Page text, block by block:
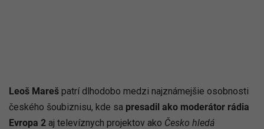
Leoš Mareš patrí dlhodobo medzi najznámejšie osobnosti
českého šoubiznisu, kde sa presadil ako moderátor rádia
Evropa 2 aj televíznych projektov ako Česko hledá